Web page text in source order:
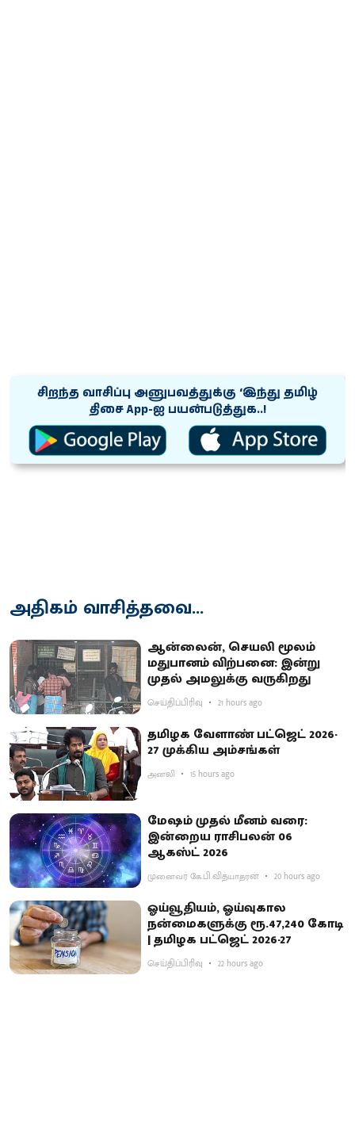
சிறந்த வாசிப்பு அனுபவத்துக்கு ‘இந்து தமிழ்
திசை App-ஐ பயன்படுத்துக..!
அதிகம் வாசித்தவை...
ஆன்லைன், செயலி மூலம்
மதுபானம் விற்பனை: இன்று
முதல் அமலுக்கு வருகிறது
செய்திப்பிரிவு 21 hours ago
தமிழக வேளாண் பட்ஜெட் 2026-
27 முக்கிய அம்சங்கள்
அனலி 15 hours ago
மேஷம் முதல் மீனம் வரை:
இன்றைய ராசிபலன் 06
ஆகஸ்ட் 2026
முனைவர் கே.பி.வித்யாதரன் 20 hours ago
ஓய்வூதியம், ஓய்வுகால
நன்மைகளுக்கு ரூ.47,240 கோடி
| தமிழக பட்ஜெட் 2026-27
செய்திப்பிரிவு 22 hours ago